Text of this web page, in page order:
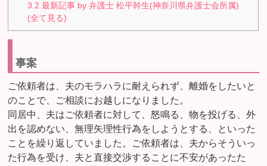
3.2 最新記事 by 弁護士 松平幹生(神奈川県弁護士会所属)
(全て見る)
事案
ご依頼者は、夫のモラハラに耐えられず、離婚をしたいと
のことで、ご相談にお越しになりました。
同居中、夫はご依頼者に対して、怒鳴る、物を投げる、外
出を認めない、無理矢理性行為をしようとする、といった
ことを繰り返していました。ご依頼者は、夫からそういっ
た行為を受け、夫と直接交渉することに不安があったた